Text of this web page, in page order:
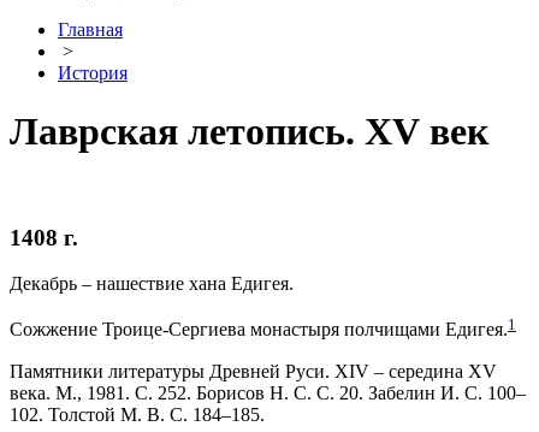
Главная
>
История
Лаврская летопись. XV век
1408 г.
Декабрь – нашествие хана Едигея.
Сожжение Троице-Сергиева монастыря полчищами Едигея.1
Памятники литературы Древней Руси. XIV – середина XV
века. М., 1981. С. 252. Борисов Н. С. С. 20. Забелин И. С. 100–
102. Толстой М. В. С. 184–185.